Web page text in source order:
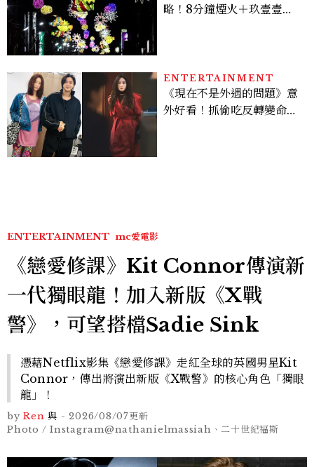
略！8分鐘煙火＋玖壹壹、
ENTERTAINMENT
《現在不是外遇的問題》意
外好看！抓偷吃反轉變命
ENTERTAINMENT mc愛電影
《戀愛修課》Kit Connor傳演新
一代獨眼龍！加入新版《X戰
警》，可望搭檔Sadie Sink
憑藉Netflix影集《戀愛修課》走紅全球的英國男星Kit
Connor，傳出將演出新版《X戰警》的核心角色「獨眼
龍」！
by Ren與 -2026/08/07更新
Photo / Instagram@nathanielmassiah、二十世紀福斯